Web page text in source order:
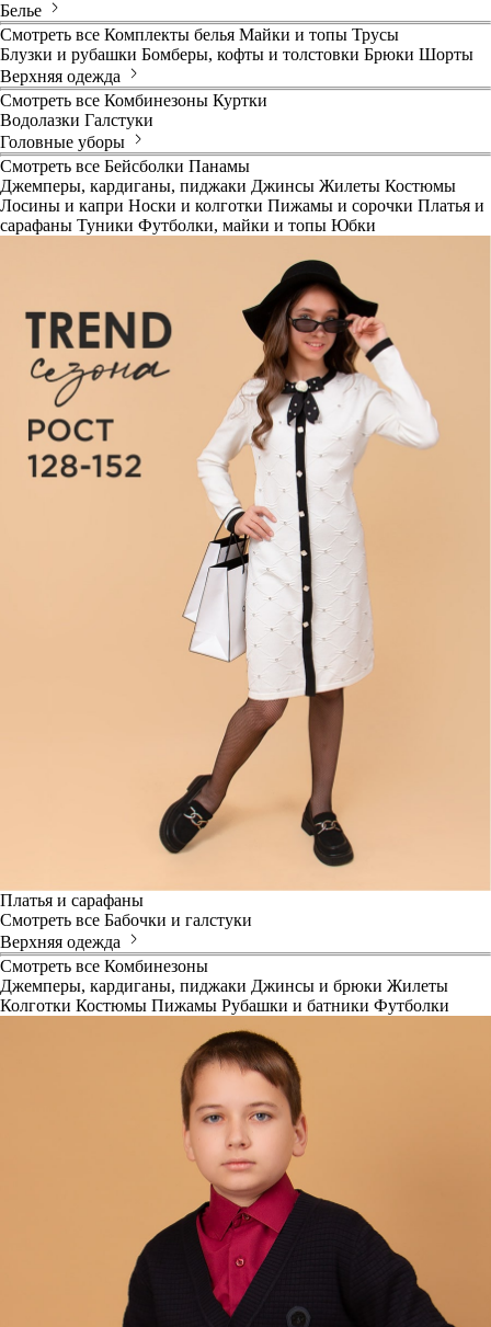
Белье
Смотреть все Комплекты белья Майки и топы Трусы
Блузки и рубашки Бомберы, кофты и толстовки Брюки Шорты
Верхняя одежда
Смотреть все Комбинезоны Куртки
Водолазки Галстуки
Головные уборы
Смотреть все Бейсболки Панамы
Джемперы, кардиганы, пиджаки Джинсы Жилеты Костюмы
Лосины и капри Носки и колготки Пижамы и сорочки Платья и
сарафаны Туники Футболки, майки и топы Юбки
Платья и сарафаны
Смотреть все Бабочки и галстуки
Верхняя одежда
Смотреть все Комбинезоны
Джемперы, кардиганы, пиджаки Джинсы и брюки Жилеты
Колготки Костюмы Пижамы Рубашки и батники Футболки